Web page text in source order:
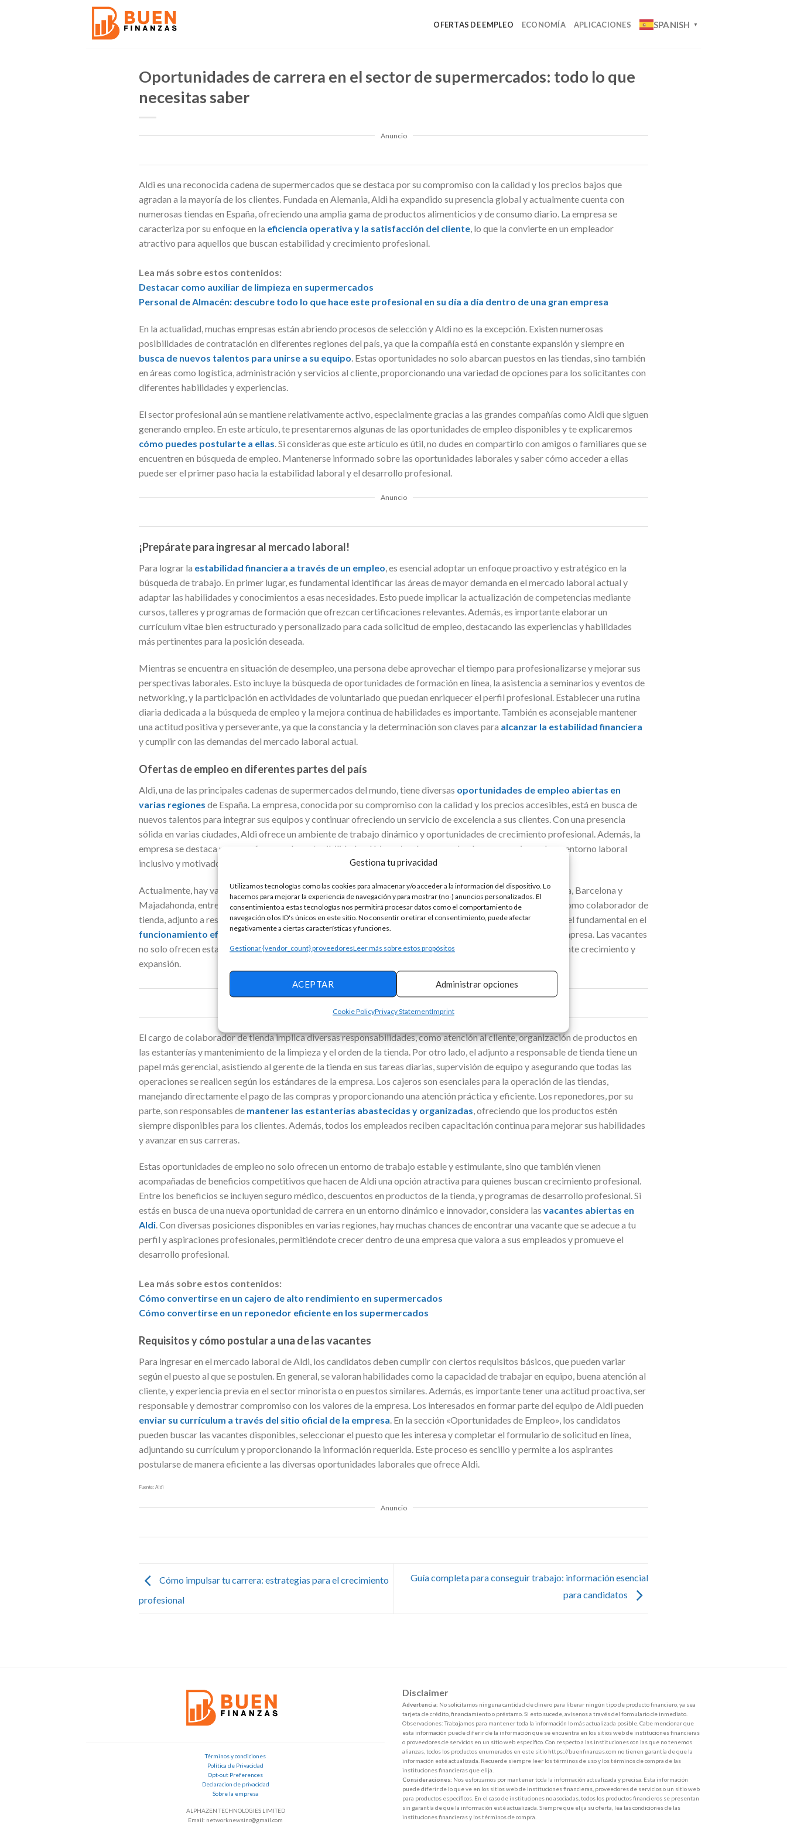
Gestiona tu privacidad
Utilizamos tecnologías como las cookies para almacenar y/o acceder a la información del dispositivo. Lo
hacemos para mejorar la experiencia de navegación y para mostrar (no-) anuncios personalizados. El
consentimiento a estas tecnologías nos permitirá procesar datos como el comportamiento de
navegación o los ID's únicos en este sitio. No consentir o retirar el consentimiento, puede afectar
negativamente a ciertas características y funciones.
Gestionar {vendor_count} proveedoresLeer más sobre estos propósitos
ACEPTAR Administrar opciones
Cookie PolicyPrivacy StatementImprint
OFERTAS DE EMPLEO ECONOMÍA APLICACIONES SPANISH ▼
Oportunidades de carrera en el sector de supermercados: todo lo que
necesitas saber
Anuncio
Aldi es una reconocida cadena de supermercados que se destaca por su compromiso con la calidad y los precios bajos que
agradan a la mayoría de los clientes. Fundada en Alemania, Aldi ha expandido su presencia global y actualmente cuenta con
numerosas tiendas en España, ofreciendo una amplia gama de productos alimenticios y de consumo diario. La empresa se
caracteriza por su enfoque en la eficiencia operativa y la satisfacción del cliente, lo que la convierte en un empleador
atractivo para aquellos que buscan estabilidad y crecimiento profesional.
Lea más sobre estos contenidos:
Destacar como auxiliar de limpieza en supermercados
Personal de Almacén: descubre todo lo que hace este profesional en su día a día dentro de una gran empresa
En la actualidad, muchas empresas están abriendo procesos de selección y Aldi no es la excepción. Existen numerosas
posibilidades de contratación en diferentes regiones del país, ya que la compañía está en constante expansión y siempre en
busca de nuevos talentos para unirse a su equipo . Estas oportunidades no solo abarcan puestos en las tiendas, sino también
en áreas como logística, administración y servicios al cliente, proporcionando una variedad de opciones para los solicitantes con
diferentes habilidades y experiencias.
El sector profesional aún se mantiene relativamente activo, especialmente gracias a las grandes compañías como Aldi que siguen
generando empleo. En este artículo, te presentaremos algunas de las oportunidades de empleo disponibles y te explicaremos
cómo puedes postularte a ellas . Si consideras que este artículo es útil, no dudes en compartirlo con amigos o familiares que se
encuentren en búsqueda de empleo. Mantenerse informado sobre las oportunidades laborales y saber cómo acceder a ellas
puede ser el primer paso hacia la estabilidad laboral y el desarrollo profesional.
Anuncio
¡Prepárate para ingresar al mercado laboral!
Para lograr la estabilidad financiera a través de un empleo, es esencial adoptar un enfoque proactivo y estratégico en la
búsqueda de trabajo. En primer lugar, es fundamental identificar las áreas de mayor demanda en el mercado laboral actual y
adaptar las habilidades y conocimientos a esas necesidades. Esto puede implicar la actualización de competencias mediante
cursos, talleres y programas de formación que ofrezcan certificaciones relevantes. Además, es importante elaborar un
currículum vitae bien estructurado y personalizado para cada solicitud de empleo, destacando las experiencias y habilidades
más pertinentes para la posición deseada.
Mientras se encuentra en situación de desempleo, una persona debe aprovechar el tiempo para profesionalizarse y mejorar sus
perspectivas laborales. Esto incluye la búsqueda de oportunidades de formación en línea, la asistencia a seminarios y eventos de
networking, y la participación en actividades de voluntariado que puedan enriquecer el perfil profesional. Establecer una rutina
diaria dedicada a la búsqueda de empleo y la mejora continua de habilidades es importante. También es aconsejable mantener
una actitud positiva y perseverante, ya que la constancia y la determinación son claves para alcanzar la estabilidad financiera
y cumplir con las demandas del mercado laboral actual.
Ofertas de empleo en diferentes partes del país
Aldi, una de las principales cadenas de supermercados del mundo, tiene diversas oportunidades de empleo abiertas en
varias regiones de España. La empresa, conocida por su compromiso con la calidad y los precios accesibles, está en busca de
nuevos talentos para integrar sus equipos y continuar ofreciendo un servicio de excelencia a sus clientes. Con una presencia
sólida en varias ciudades, Aldi ofrece un ambiente de trabajo dinámico y oportunidades de crecimiento profesional. Además, la
empresa se destaca por su enfoque en la sostenibilidad y el bienestar de sus empleados, proporcionando un entorno laboral
inclusivo y motivador.
Actualmente, hay vacantes disponibles en varias localidades, incluyendo Sevilla, Pinto, Ávila, Plasencia, Ronda, Barcelona y
Majadahonda, entre otras. Estas regiones están recibiendo nuevos colaboradores para diversas funciones, como colaborador de
tienda, adjunto a responsable de tienda, cajero y reponedor. Cada una de estas posiciones desempeña un papel fundamental en el
funcionamiento eficiente de las tiendas Aldi, contribuyendo a la satisfacción del cliente y al éxito de la empresa. Las vacantes
no solo ofrecen estabilidad laboral, sino también la oportunidad de formar parte de una compañía en constante crecimiento y
expansión.
El cargo de colaborador de tienda implica diversas responsabilidades, como atención al cliente, organización de productos en
las estanterías y mantenimiento de la limpieza y el orden de la tienda. Por otro lado, el adjunto a responsable de tienda tiene un
papel más gerencial, asistiendo al gerente de la tienda en sus tareas diarias, supervisión de equipo y asegurando que todas las
operaciones se realicen según los estándares de la empresa. Los cajeros son esenciales para la operación de las tiendas,
manejando directamente el pago de las compras y proporcionando una atención práctica y eficiente. Los reponedores, por su
parte, son responsables de mantener las estanterías abastecidas y organizadas , ofreciendo que los productos estén
siempre disponibles para los clientes. Además, todos los empleados reciben capacitación continua para mejorar sus habilidades
y avanzar en sus carreras.
Estas oportunidades de empleo no solo ofrecen un entorno de trabajo estable y estimulante, sino que también vienen
acompañadas de beneficios competitivos que hacen de Aldi una opción atractiva para quienes buscan crecimiento profesional.
Entre los beneficios se incluyen seguro médico, descuentos en productos de la tienda, y programas de desarrollo profesional. Si
estás en busca de una nueva oportunidad de carrera en un entorno dinámico e innovador, considera las vacantes abiertas en
Aldi. Con diversas posiciones disponibles en varias regiones, hay muchas chances de encontrar una vacante que se adecue a tu
perfil y aspiraciones profesionales, permitiéndote crecer dentro de una empresa que valora a sus empleados y promueve el
desarrollo profesional.
Lea más sobre estos contenidos:
Cómo convertirse en un cajero de alto rendimiento en supermercados
Cómo convertirse en un reponedor eficiente en los supermercados
Requisitos y cómo postular a una de las vacantes
Para ingresar en el mercado laboral de Aldi, los candidatos deben cumplir con ciertos requisitos básicos, que pueden variar
según el puesto al que se postulen. En general, se valoran habilidades como la capacidad de trabajar en equipo, buena atención al
cliente, y experiencia previa en el sector minorista o en puestos similares. Además, es importante tener una actitud proactiva, ser
responsable y demostrar compromiso con los valores de la empresa. Los interesados en formar parte del equipo de Aldi pueden
enviar su currículum a través del sitio oficial de la empresa. En la sección «Oportunidades de Empleo», los candidatos
pueden buscar las vacantes disponibles, seleccionar el puesto que les interesa y completar el formulario de solicitud en línea,
adjuntando su currículum y proporcionando la información requerida. Este proceso es sencillo y permite a los aspirantes
postularse de manera eficiente a las diversas oportunidades laborales que ofrece Aldi.
Fuente: Aldi
Anuncio
Cómo impulsar tu carrera: estrategias para el crecimiento
profesional
Guía completa para conseguir trabajo: información esencial
para candidatos
Términos y condiciones
Política de Privacidad
Opt-out Preferences
Declaracion de privacidad
Sobre la empresa
ALPHAZEN TECHNOLOGIES LIMITED
Email: networknewsinc@gmail.com
Disclaimer
Advertencia: No solicitamos ninguna cantidad de dinero para liberar ningún tipo de producto financiero, ya sea
tarjeta de crédito, financiamiento o préstamo. Si esto sucede, avísenos a través del formulario de inmediato.
Observaciones: Trabajamos para mantener toda la información lo más actualizada posible. Cabe mencionar que
esta información puede diferir de la información que se encuentra en los sitios web de instituciones financieras
o proveedores de servicios en un sitio web específico. Con respecto a las instituciones con las que no tenemos
alianzas, todos los productos enumerados en este sitio https://buenfinanzas.com no tienen garantía de que la
información esté actualizada. Recuerde siempre leer los términos de uso y los términos de compra de las
instituciones financieras que elija.
Consideraciones: Nos esforzamos por mantener toda la información actualizada y precisa. Esta información
puede diferir de lo que ve en los sitios web de instituciones financieras, proveedores de servicios o un sitio web
para productos específicos. En el caso de instituciones no asociadas, todos los productos financieros se presentan
sin garantía de que la información esté actualizada. Siempre que elija su oferta, lea las condiciones de las
instituciones financieras y los términos de compra.